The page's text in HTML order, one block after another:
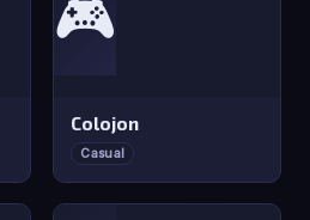
🎮
Colojon
Casual